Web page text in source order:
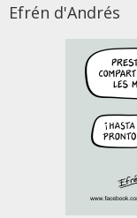
Efrén d'Andrés